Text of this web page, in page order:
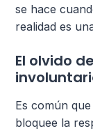
se hace
realidad es
El olvido
Es común
bloquee la